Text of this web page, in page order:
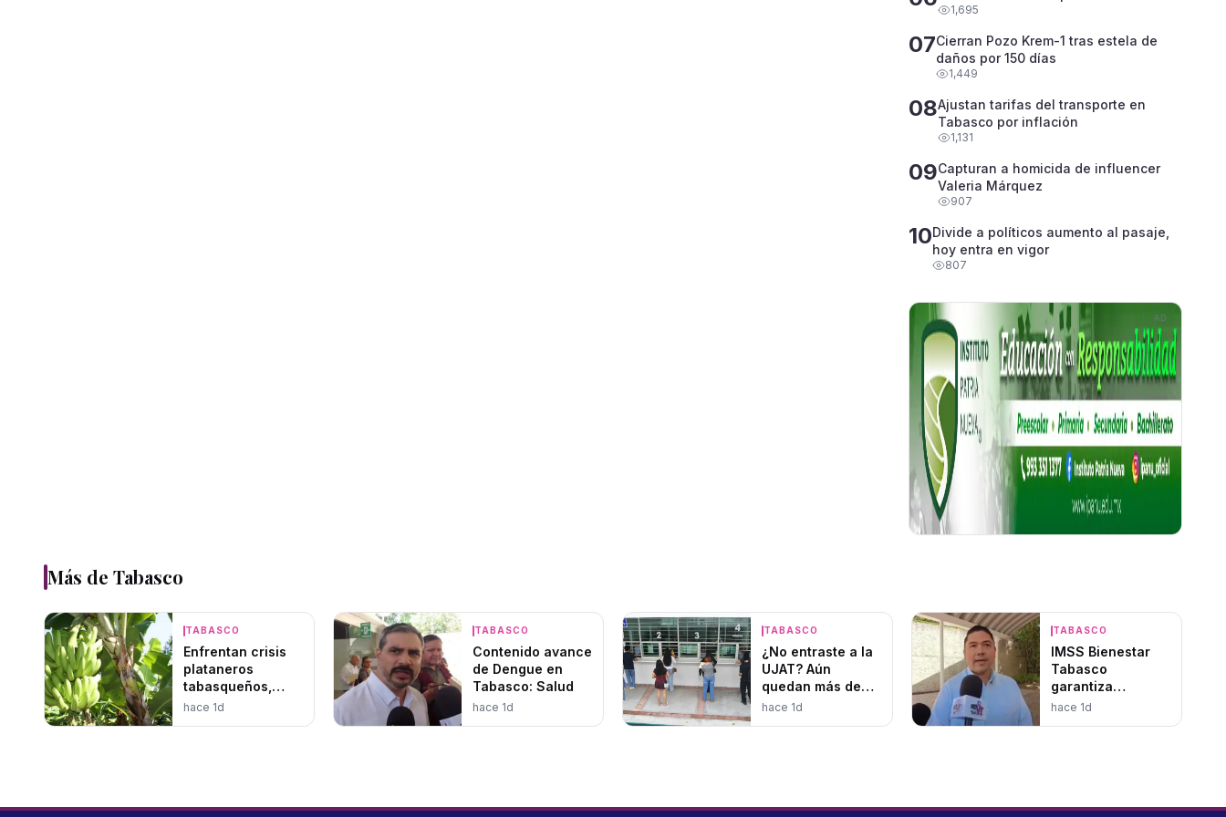
1,695
07Cierran Pozo Krem-1 tras estela de
daños por 150 días
1,449
08Ajustan tarifas del transporte en
Tabasco por inflación
1,131
09Capturan a homicida de influencer
Valeria Márquez
907
10Divide a políticos aumento al pasaje,
hoy entra en vigor
807
AD
Más de Tabasco
TABASCO
Enfrentan crisis
plataneros
tabasqueños,
esperan resurgir
hace 1d
TABASCO
Contenido avance
de Dengue en
Tabasco: Salud
hace 1d
TABASCO
¿No entraste a la
UJAT? Aún
quedan más de
1,400 lugares
hace 1d
TABASCO
IMSS Bienestar
Tabasco
garantiza
operatividad
hace 1d